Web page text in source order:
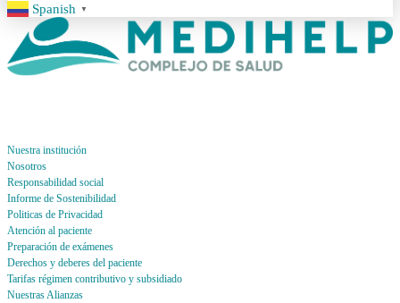
Spanish ▼
Nuestra institución
Nosotros
Responsabilidad social
Informe de Sostenibilidad
Politicas de Privacidad
Atención al paciente
Preparación de exámenes
Derechos y deberes del paciente
Tarifas régimen contributivo y subsidiado
Nuestras Alianzas